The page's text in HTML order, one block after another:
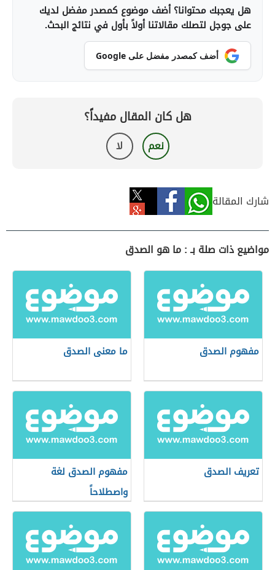
هل يعجبك محتوانا؟ أضف موضوع كمصدر مفضل لديك
على جوجل لتصلك مقالاتنا أولاً بأول في نتائج البحث.
أضف كمصدر مفضل على Google
هل كان المقال مفيداً؟
نعم لا
شارك المقالة
مواضيع ذات صلة بـ : ما هو الصدق
مفهوم الصدق ما معنى الصدق
تعريف الصدق
مفهوم الصدق لغة
واصطلاحاً